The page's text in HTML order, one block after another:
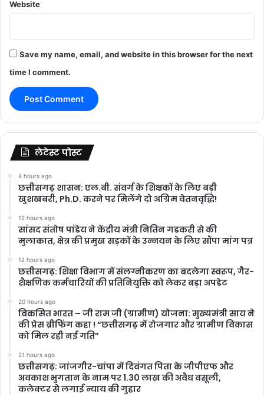
Website
Save my name, email, and website in this browser for the next
time I comment.
लेटेस्ट पोस्ट
4 hours ago
छत्तीसगढ़ शासन: एल.बी. संवर्ग के शिक्षकों के लिए बड़ी
खुशखबरी, Ph.D. करने पर मिलेंगे दो अग्रिम वेतनवृद्धि!
12 hours ago
सांसद संतोष पांडेय ने केंद्रीय मंत्री नितिन गडकरी से की
मुलाकात, क्षेत्र की प्रमुख सड़कों के उन्नयन के लिए सौंपा मांग पत्र
12 hours ago
छत्तीसगढ़: शिक्षा विभाग में संलग्नीकरण का बदलेगा स्वरूप, गैर-
शैक्षणिक कर्मचारियों की प्रतिनियुक्ति को लेकर बड़ा अपडेट
20 hours ago
विकसित भारत – जी राम जी (ग्रामीण) योजना: मुख्यमंत्री साय ने
की प्रेस ब्रीफिंग कहा ! “छत्तीसगढ़ में रोजगार और ग्रामीण विकास
को मिल रही नई गति”
21 hours ago
छत्तीसगढ़: जांजगीर-चांपा में दिवंगत पिता के जीपीएफ और
अवकाश भुगतान के नाम पर 1.30 लाख की अवैध वसूली,
कलेक्टर से लगाई न्याय की गुहार